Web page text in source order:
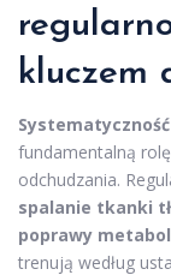
kluczem
Systematyczność
fundamentalną
odchudzania.
spalanie tkanki
poprawy
trenują według